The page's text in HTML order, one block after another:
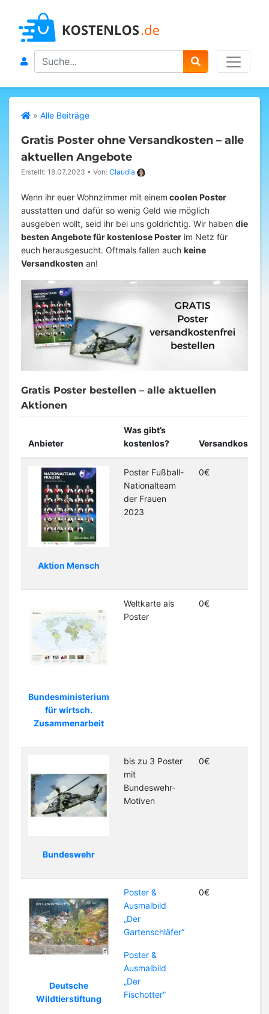
Search
» Alle Beiträge
Gratis Poster ohne Versandkosten – alle
aktuellen Angebote
Erstellt: 18.07.2023 • Von: Claudia
Wenn ihr euer Wohnzimmer mit einem coolen Poster
ausstatten und dafür so wenig Geld wie möglich
ausgeben wollt, seid ihr bei uns goldrichtig. Wir haben die
besten Angebote für kostenlose Poster im Netz für
euch herausgesucht. Oftmals fallen auch keine
Versandkosten an!
Gratis Poster bestellen – alle aktuellen
Aktionen
Anbieter
Was gibt’s
kostenlos?
Versandkosten
Aktion Mensch
Poster Fußball-
Nationalteam
der Frauen
2023
0€
Bundesministerium
für wirtsch.
Zusammenarbeit
Weltkarte als
Poster
0€
Bundeswehr
bis zu 3 Poster
mit
Bundeswehr-
Motiven
0€
Deutsche
Wildtierstiftung
Poster &
Ausmalbild
„Der
Gartenschläfer“
Poster &
Ausmalbild
„Der
Fischotter“
0€